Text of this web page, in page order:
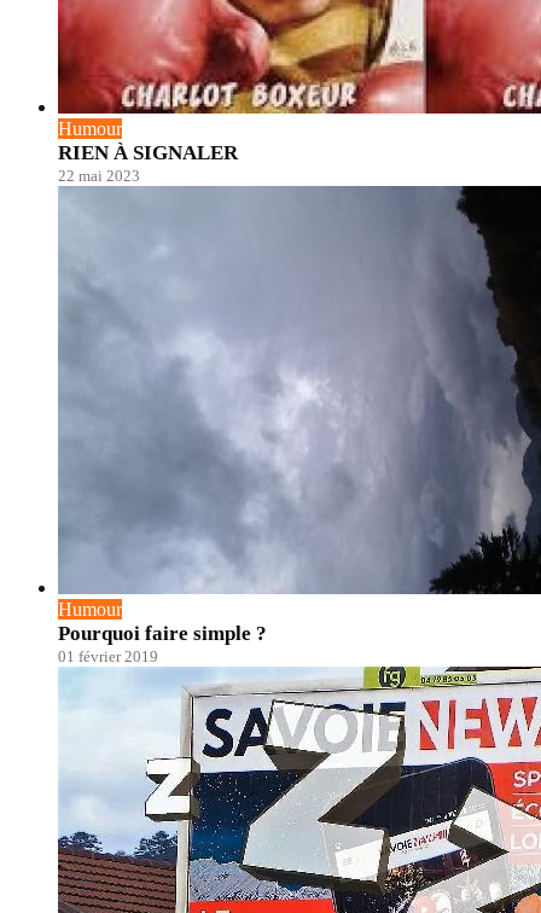
Humour
RIEN À SIGNALER
22 mai 2023
Humour
Pourquoi faire simple ?
01 février 2019